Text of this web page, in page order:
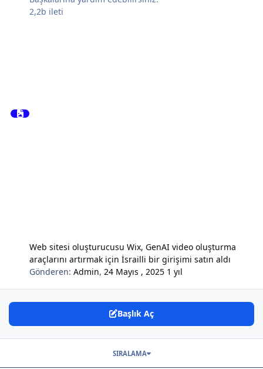
2,2b ileti
Web sitesi oluşturucusu Wix, GenAI video oluşturma
araçlarını artırmak için İsrailli bir girişimi satın aldı
Gönderen:Admin,24 Mayıs , 2025 1 yıl
Başlık Aç
SIRALAMA